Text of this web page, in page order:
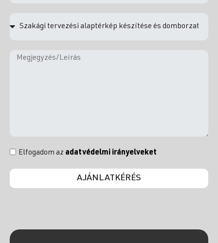
Elfogadom az adatvédelmi irányelveket
AJÁNLATKÉRÉS